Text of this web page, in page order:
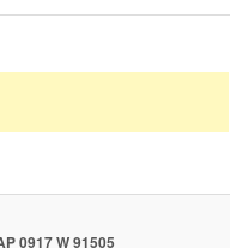
0917 W 91505